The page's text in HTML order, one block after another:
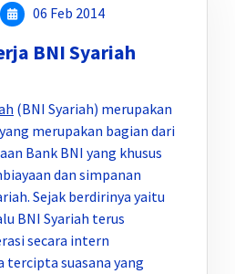
06 Feb 2014
BNI Syariah
(BNI Syariah) merupakan
merupakan bagian dari
Bank BNI yang khusus
dan simpanan
Sejak berdirinya yaitu
BNI Syariah terus
secara intern
tercipta suasana yang